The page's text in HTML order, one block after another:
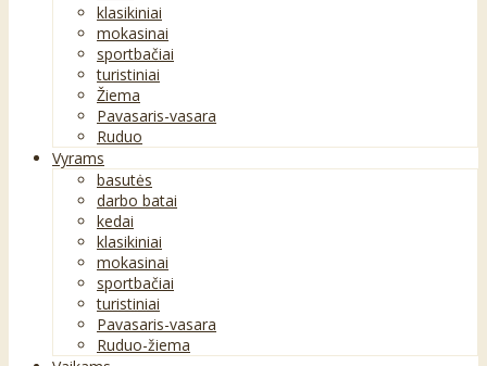
klasikiniai
mokasinai
sportbačiai
turistiniai
Žiema
Pavasaris-vasara
Ruduo
Vyrams
basutės
darbo batai
kedai
klasikiniai
mokasinai
sportbačiai
turistiniai
Pavasaris-vasara
Ruduo-žiema